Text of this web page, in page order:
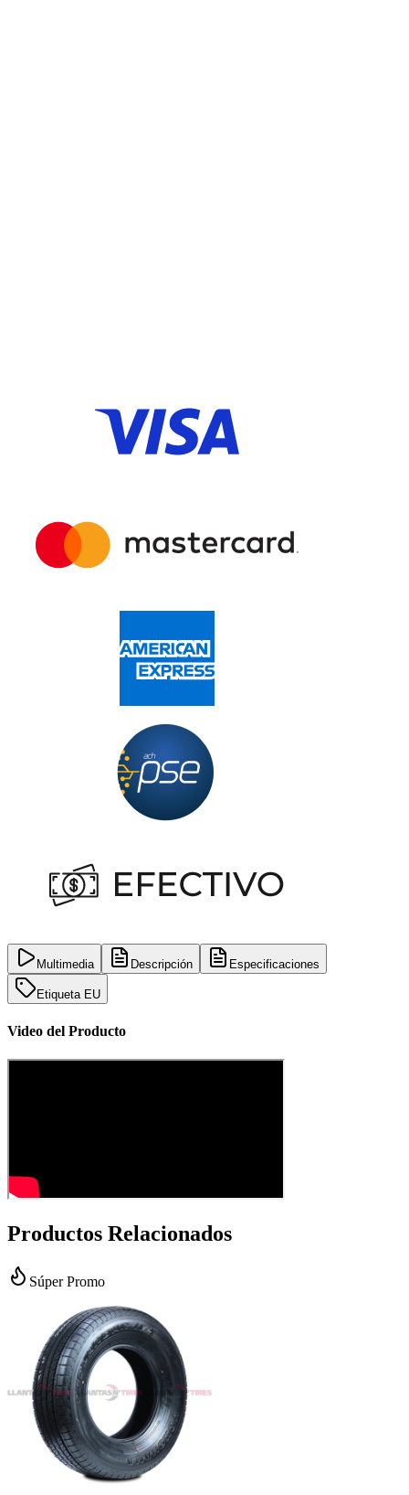
Multimedia Descripción Especificaciones
Etiqueta EU
Video del Producto
Productos Relacionados
Súper Promo